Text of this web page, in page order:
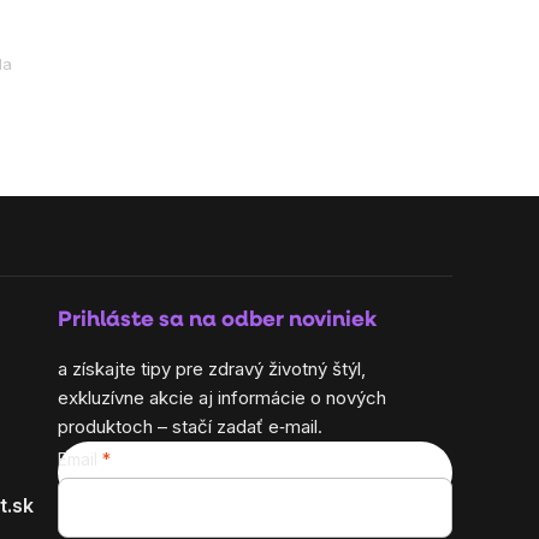
Prihláste sa na odber noviniek
a získajte tipy pre zdravý životný štýl,
exkluzívne akcie aj informácie o nových
produktoch – stačí zadať e‑mail.
Email